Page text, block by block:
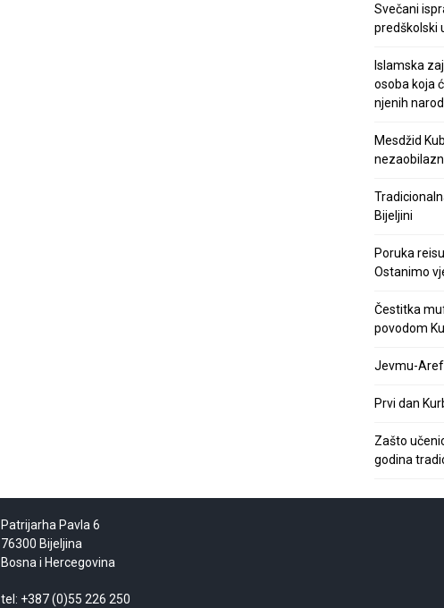
Svečani
predškolski
Islamska
osoba koja
njenih
Mesdžid
Bijeljini
Poruka
Ostanimo
Čestitka
povodom
Jevmu-
Prvi dan
Zašto
godina
Patrijarha Pavla 6
76300 Bijeljina
Bosna i Hercegovina
tel: +387 (0)55 226 250